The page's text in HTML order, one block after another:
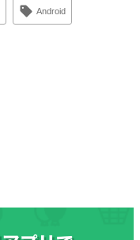
Android